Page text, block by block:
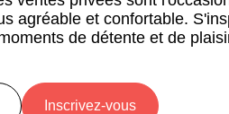
agréable et confortable.
de détente et de
Inscrivez-vous